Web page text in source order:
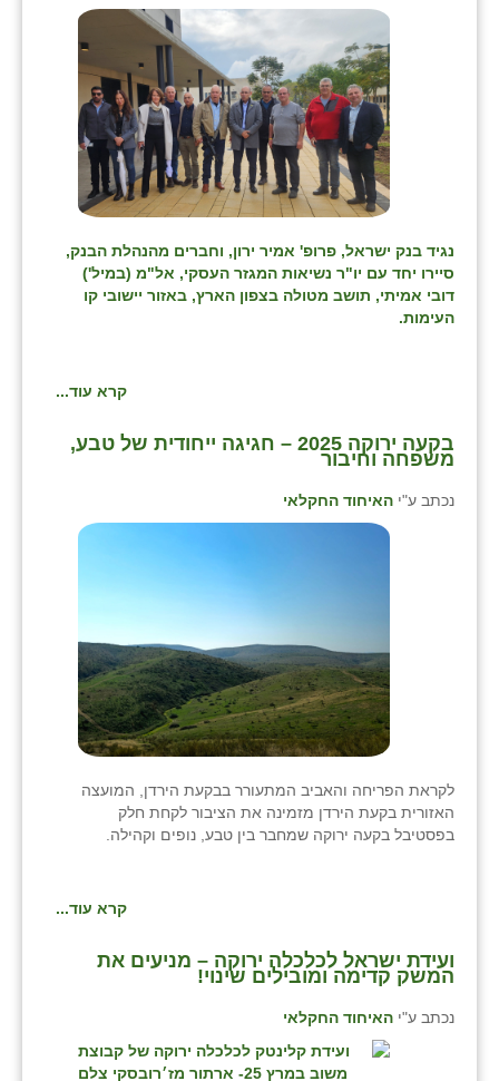
נגיד בנק ישראל, פרופ' אמיר ירון, וחברים מהנהלת הבנק,
סיירו יחד עם יו"ר נשיאות המגזר העסקי, אל"מ (במיל')
דובי אמיתי, תושב מטולה בצפון הארץ, באזור יישובי קו
העימות.
קרא עוד...
בקעה ירוקה 2025 – חגיגה ייחודית של טבע,
משפחה וחיבור
נכתב ע"י האיחוד החקלאי
לקראת הפריחה והאביב המתעורר בבקעת הירדן, המועצה
האזורית בקעת הירדן מזמינה את הציבור לקחת חלק
בפסטיבל בקעה ירוקה שמחבר בין טבע, נופים וקהילה.
קרא עוד...
ועידת ישראל לכלכלה ירוקה – מניעים את
המשק קדימה ומובילים שינוי!
נכתב ע"י האיחוד החקלאי